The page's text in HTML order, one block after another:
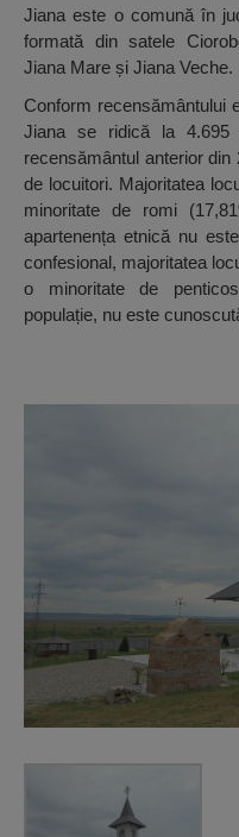
Jiana este o comună în
formată din satele
Jiana Mare și Jiana Veche.
Conform recensământului
Jiana se ridică la
recensământul anterior
de locuitori. Majoritatea
minoritate de romi
apartenența etnică nu
confesional, majoritatea
o minoritate de
populație, nu este